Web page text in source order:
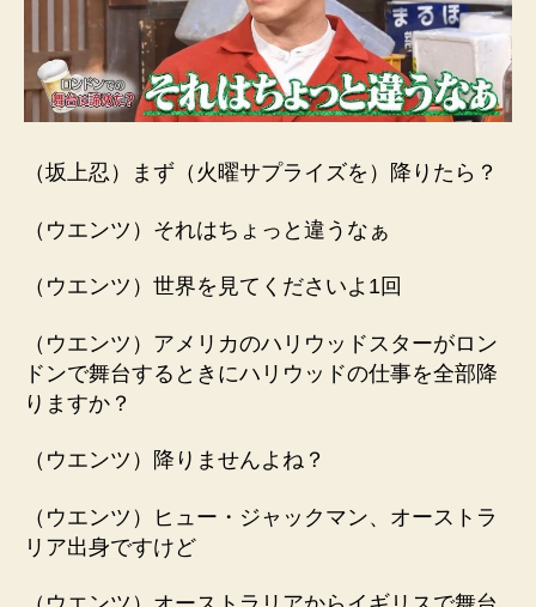
（坂上忍）まず（火曜サプライズを）降りたら？
（ウエンツ）それはちょっと違うなぁ
（ウエンツ）世界を見てくださいよ1回
（ウエンツ）アメリカのハリウッドスターがロン
ドンで舞台するときにハリウッドの仕事を全部降
りますか？
（ウエンツ）降りませんよね？
（ウエンツ）ヒュー・ジャックマン、オーストラ
リア出身ですけど